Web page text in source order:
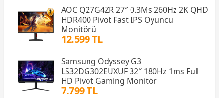
AOC Q27G4ZR 27″ 0.3Ms 260Hz 2K QHD
HDR400 Pivot Fast IPS Oyuncu
Monitörü
12.599 TL
Samsung Odyssey G3
LS32DG302EUXUF 32″ 180Hz 1ms Full
HD Pivot Gaming Monitör
7.799 TL